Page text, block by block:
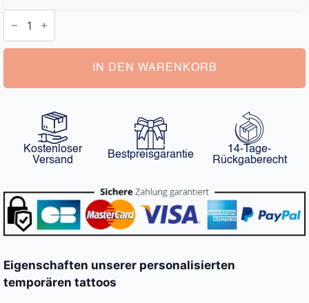
Personalisierte
Temporäre
Menge
IN DEN WARENKORB
Kostenloser
Versand
Bestpreisgarantie
14-Tage-
Rückgaberecht
Eigenschaften unserer personalisierten
temporären tattoos